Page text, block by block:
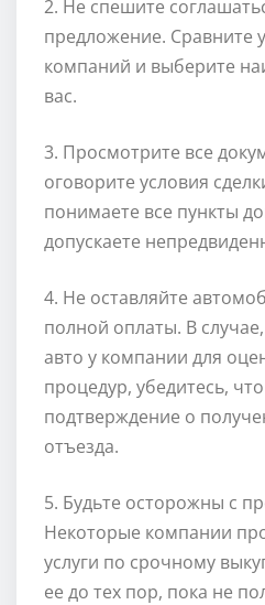
2. Не спешите
предложение. Сравните
компаний и выберите
вас.
3. Просмотрите все
оговорите условия
понимаете все пункты
допускаете
4. Не оставляйте
полной оплаты. В
авто у компании для
процедур, убедитесь,
подтверждение о
отъезда.
5. Будьте осторожны с
Некоторые компании
услуги по срочному
ее до тех пор, пока не